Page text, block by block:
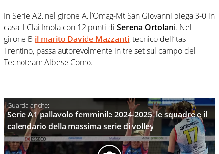
In Serie A2, nel girone A, l’Omag-Mt San Giovanni piega 3-0 in
casa il Clai Imola con 12 punti di Serena Ortolani. Nel
girone B il marito Davide Mazzanti, tecnico dell’Itas
Trentino, passa autorevolmente in tre set sul campo del
Tecnoteam Albese Como.
Serie A1 pallavolo femminile 2024-2025: le squadre e il
calendario della massima serie di volley